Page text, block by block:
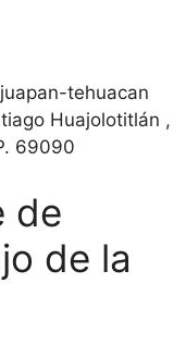
tehuacan
Huajolotitlán ,
69090
de
de la